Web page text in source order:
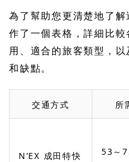
為了幫助您更清楚地了
作了一個表格，詳細比
用、適合的旅客類型，
和缺點。
交通方式 所
N’EX 成田特快 53～